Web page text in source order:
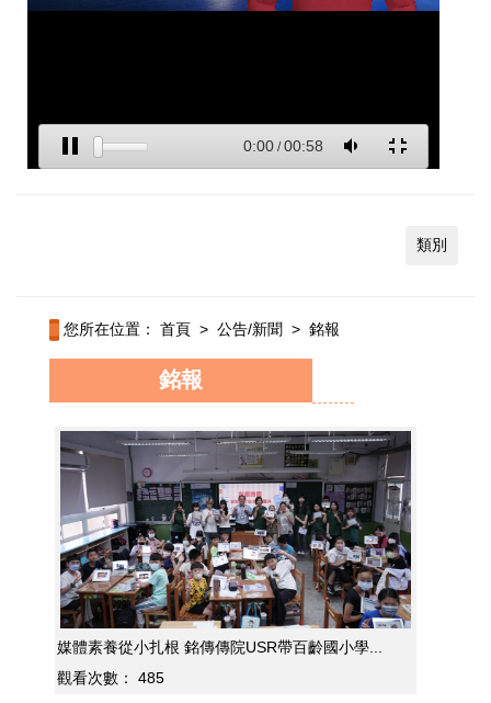
類別
您所在位置： 首頁 > 公告/新聞 > 銘報
銘報
媒體素養從小扎根 銘傳傳院USR帶百齡國小學...
觀看次數：
485